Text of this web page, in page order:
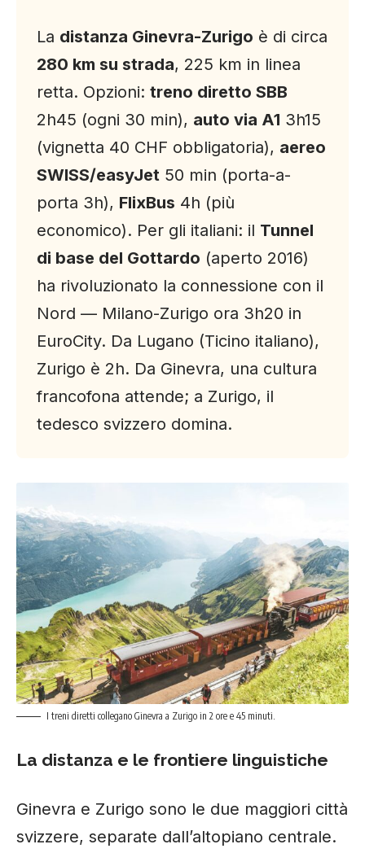
La distanza Ginevra-Zurigo è di circa
280 km su strada, 225 km in linea
retta. Opzioni: treno diretto SBB
2h45 (ogni 30 min), auto via A1 3h15
(vignetta 40 CHF obbligatoria), aereo
SWISS/easyJet 50 min (porta-a-
porta 3h), FlixBus 4h (più
economico). Per gli italiani: il Tunnel
di base del Gottardo (aperto 2016)
ha rivoluzionato la connessione con il
Nord — Milano-Zurigo ora 3h20 in
EuroCity. Da Lugano (Ticino italiano),
Zurigo è 2h. Da Ginevra, una cultura
francofona attende; a Zurigo, il
tedesco svizzero domina.
I treni diretti collegano Ginevra a Zurigo in 2 ore e 45 minuti.
La distanza e le frontiere linguistiche
Ginevra e Zurigo sono le due maggiori città
svizzere, separate dall’altopiano centrale.